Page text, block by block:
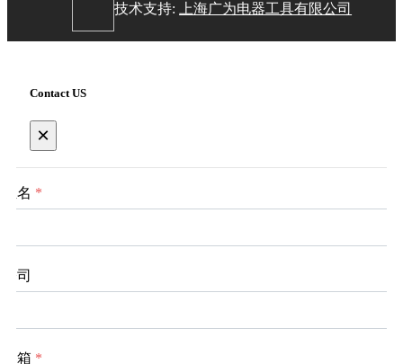
技术支持:上海广为电器工具有限公司
Contact US
×
姓名 *
公司
邮箱 *